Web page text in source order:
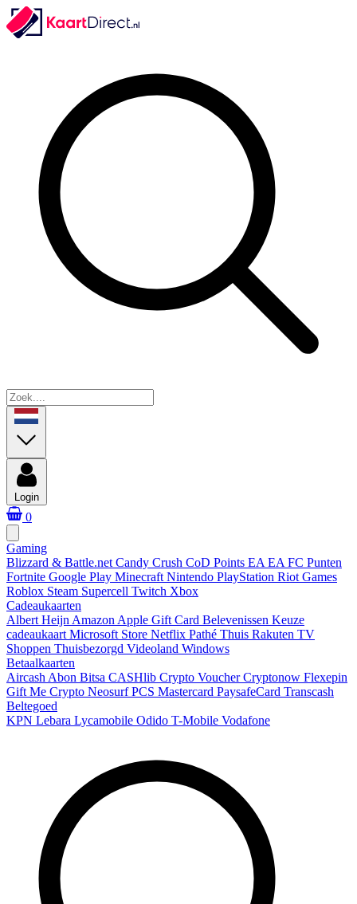
Login
0
Gaming
Blizzard & Battle.net Candy Crush CoD Points EA EA FC Punten
Fortnite Google Play Minecraft Nintendo PlayStation Riot Games
Roblox Steam Supercell Twitch Xbox
Cadeaukaarten
Albert Heijn Amazon Apple Gift Card Belevenissen Keuze
cadeaukaart Microsoft Store Netflix Pathé Thuis Rakuten TV
Shoppen Thuisbezorgd Videoland Windows
Betaalkaarten
Aircash Abon Bitsa CASHlib Crypto VoucherCryptonow Flexepin
Gift Me Crypto NeosurfPCS Mastercard PaysafeCard Transcash
Beltegoed
KPN Lebara Lycamobile Odido T-Mobile Vodafone